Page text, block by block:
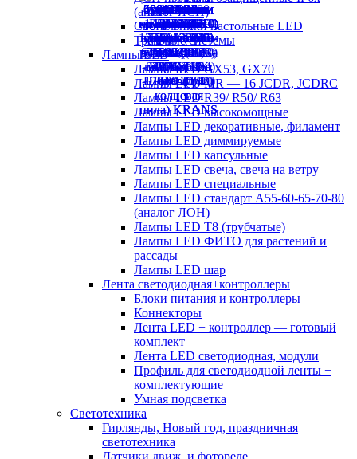
(аналог ЛСП)
Светильники настольные LED
Трековые системы
Лампы LED
Лампы LED GX53, GX70
Лампы LED MR — 16 JCDR, JCDRC
Лампы LED R39/ R50/ R63
Лампы LED высокомощные
Лампы LED декоративные, филамент
Лампы LED диммируемые
Лампы LED капсульные
Лампы LED свеча, свеча на ветру
Лампы LED специальные
Лампы LED стандарт А55-60-65-70-80
(аналог ЛОН)
Лампы LED Т8 (трубчатые)
Лампы LED ФИТО для растений и
рассады
Лампы LED шар
Лента светодиодная+контроллеры
Блоки питания и контроллеры
Коннекторы
Лента LED + контроллер — готовый
комплект
Лента LED светодиодная, модули
Профиль для светодиодной ленты +
комплектующие
Умная подсветка
Светотехника
Гирлянды, Новый год, праздничная
светотехника